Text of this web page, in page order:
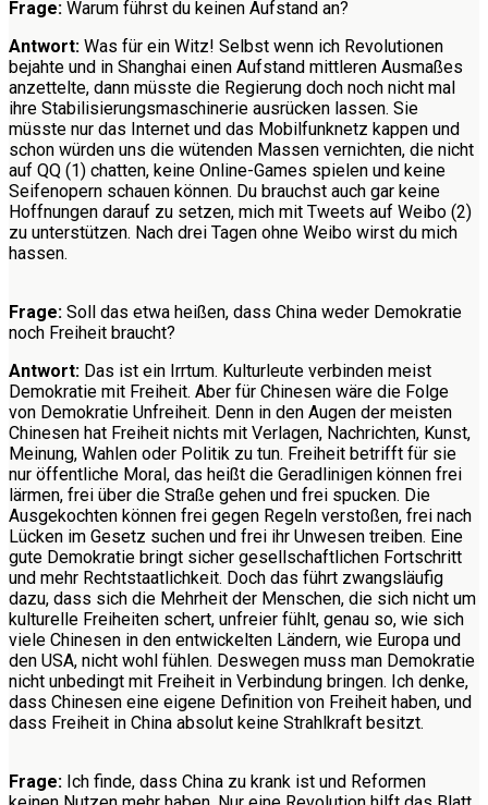
Frage: Warum führst du keinen Aufstand an?
Antwort: Was für ein Witz! Selbst wenn ich Revolutionen
bejahte und in Shanghai einen Aufstand mittleren Ausmaßes
anzettelte, dann müsste die Regierung doch noch nicht mal
ihre Stabilisierungsmaschinerie ausrücken lassen. Sie
müsste nur das Internet und das Mobilfunknetz kappen und
schon würden uns die wütenden Massen vernichten, die nicht
auf QQ (1) chatten, keine Online-Games spielen und keine
Seifenopern schauen können. Du brauchst auch gar keine
Hoffnungen darauf zu setzen, mich mit Tweets auf Weibo (2)
zu unterstützen. Nach drei Tagen ohne Weibo wirst du mich
hassen.
Frage: Soll das etwa heißen, dass China weder Demokratie
noch Freiheit braucht?
Antwort: Das ist ein Irrtum. Kulturleute verbinden meist
Demokratie mit Freiheit. Aber für Chinesen wäre die Folge
von Demokratie Unfreiheit. Denn in den Augen der meisten
Chinesen hat Freiheit nichts mit Verlagen, Nachrichten, Kunst,
Meinung, Wahlen oder Politik zu tun. Freiheit betrifft für sie
nur öffentliche Moral, das heißt die Geradlinigen können frei
lärmen, frei über die Straße gehen und frei spucken. Die
Ausgekochten können frei gegen Regeln verstoßen, frei nach
Lücken im Gesetz suchen und frei ihr Unwesen treiben. Eine
gute Demokratie bringt sicher gesellschaftlichen Fortschritt
und mehr Rechtstaatlichkeit. Doch das führt zwangsläufig
dazu, dass sich die Mehrheit der Menschen, die sich nicht um
kulturelle Freiheiten schert, unfreier fühlt, genau so, wie sich
viele Chinesen in den entwickelten Ländern, wie Europa und
den USA, nicht wohl fühlen. Deswegen muss man Demokratie
nicht unbedingt mit Freiheit in Verbindung bringen. Ich denke,
dass Chinesen eine eigene Definition von Freiheit haben, und
dass Freiheit in China absolut keine Strahlkraft besitzt.
Frage: Ich finde, dass China zu krank ist und Reformen